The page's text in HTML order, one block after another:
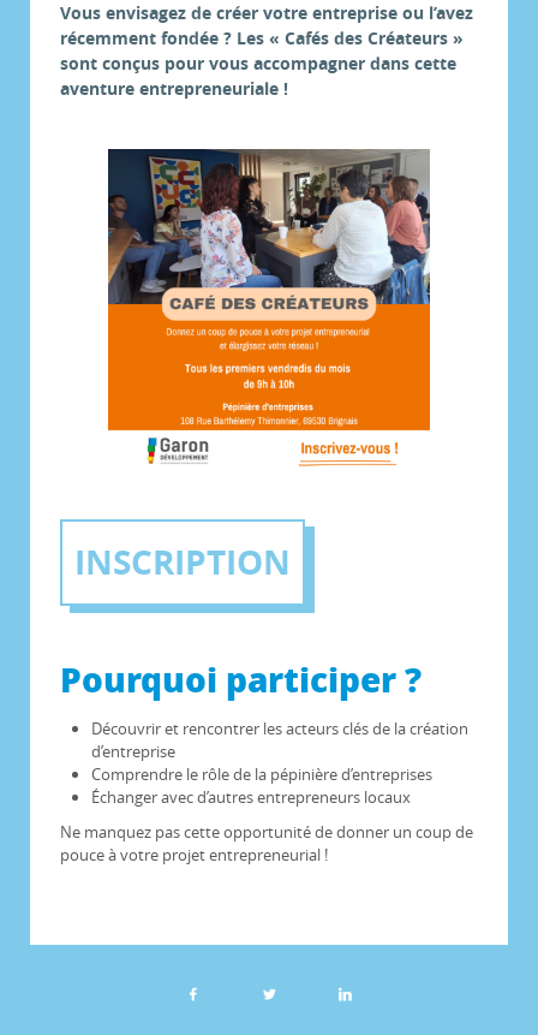
Vous envisagez de créer votre entreprise ou l’avez
récemment fondée ? Les « Cafés des Créateurs »
sont conçus pour vous accompagner dans cette
aventure entrepreneuriale !
INSCRIPTION
Pourquoi participer ?
Découvrir et rencontrer les acteurs clés de la création
d’entreprise
Comprendre le rôle de la pépinière d’entreprises
Échanger avec d’autres entrepreneurs locaux
Ne manquez pas cette opportunité de donner un coup de
pouce à votre projet entrepreneurial !